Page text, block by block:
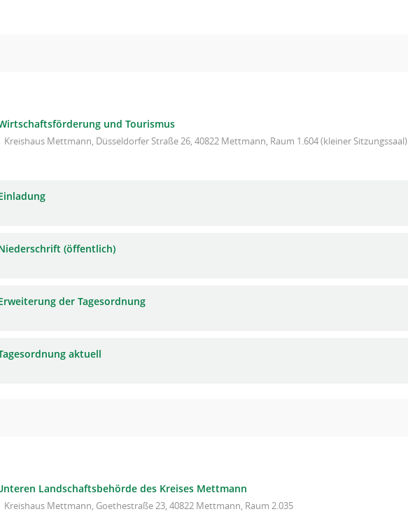
und Tourismus
Kreishaus Mettmann, Düsseldorfer Straße 26, 40822 Mettmann, Raum 1.604 (kleiner Sitzungssaal)
(öffentlich)
der Tagesordnung
aktuell
Landschaftsbehörde des Kreises Mettmann
Kreishaus Mettmann, Goethestraße 23, 40822 Mettmann, Raum 2.035